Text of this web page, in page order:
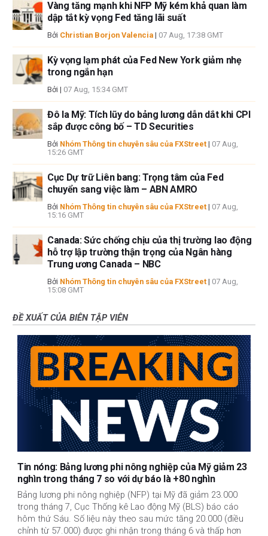
Vàng tăng mạnh khi NFP Mỹ kém khả quan làm
dập tắt kỳ vọng Fed tăng lãi suất
Bởi Christian Borjon Valencia | 07 Aug, 17:38 GMT
Kỳ vọng lạm phát của Fed New York giảm nhẹ
trong ngắn hạn
Bởi | 07 Aug, 15:34 GMT
Đô la Mỹ: Tích lũy do bảng lương dẫn dắt khi CPI
sắp được công bố – TD Securities
Bởi Nhóm Thông tin chuyên sâu của FXStreet | 07 Aug,
15:26 GMT
Cục Dự trữ Liên bang: Trọng tâm của Fed
chuyển sang việc làm – ABN AMRO
Bởi Nhóm Thông tin chuyên sâu của FXStreet | 07 Aug,
15:16 GMT
Canada: Sức chống chịu của thị trường lao động
hỗ trợ lập trường thận trọng của Ngân hàng
Trung ương Canada – NBC
Bởi Nhóm Thông tin chuyên sâu của FXStreet | 07 Aug,
15:08 GMT
ĐỀ XUẤT CỦA BIÊN TẬP VIÊN
Tin nóng: Bảng lương phi nông nghiệp của Mỹ giảm 23
nghìn trong tháng 7 so với dự báo là +80 nghìn
Bảng lương phi nông nghiệp (NFP) tại Mỹ đã giảm 23.000
trong tháng 7, Cục Thống kê Lao động Mỹ (BLS) báo cáo
hôm thứ Sáu. Số liệu này theo sau mức tăng 20.000 (điều
chỉnh từ 57.000) được ghi nhận trong tháng 6 và thấp hơn